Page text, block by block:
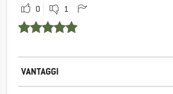
0 1
VANTAGGI